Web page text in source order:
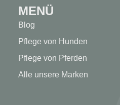
MENÜ
Blog
Pflege von Hunden
Pflege von Pferden
Alle unsere Marken